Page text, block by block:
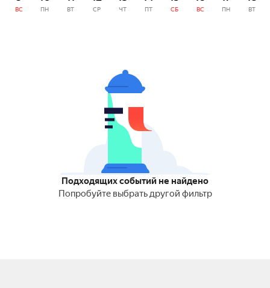
ВС ПН ВТ СР ЧТ ПТ СБ ВС ПН ВТ
Подходящих событий не найдено
Попробуйте выбрать другой фильтр